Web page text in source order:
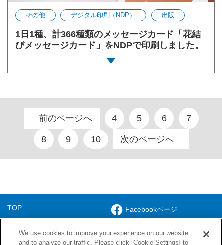
その他 デジタル印刷（NDP） 出版
1日1種、計366種類のメッセージカード「花結
びメッセージカード」をNDPで印刷しました。
前のページへ 4 5 6 7
8 9 10 次のページへ
TOP
ソリューション
会社案内
Facebookページ
NISSHA株式会社
We use cookies to improve your experience on our website
and to analyze our traffic. Please click [Cookie Settings] to